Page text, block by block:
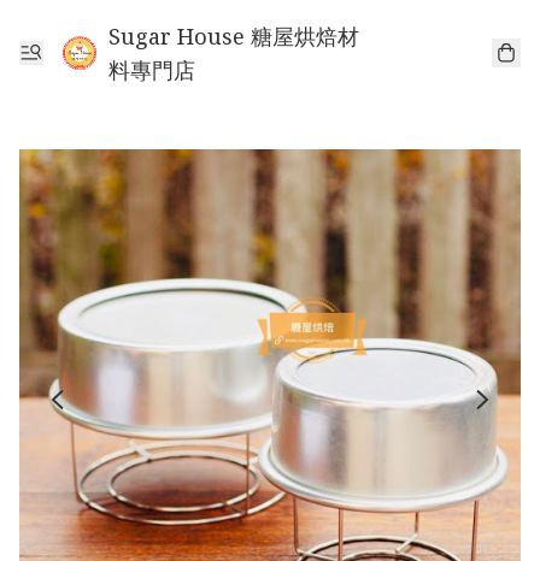
Sugar House 糖屋烘焙材
料專門店